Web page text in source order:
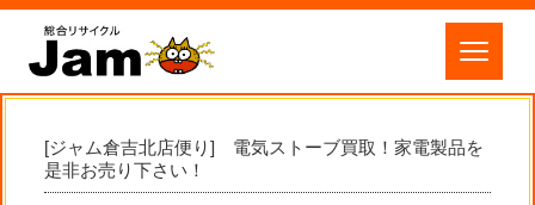
[ジャム倉吉北店便り] 電気ストーブ買取！家電製品を
是非お売り下さい！